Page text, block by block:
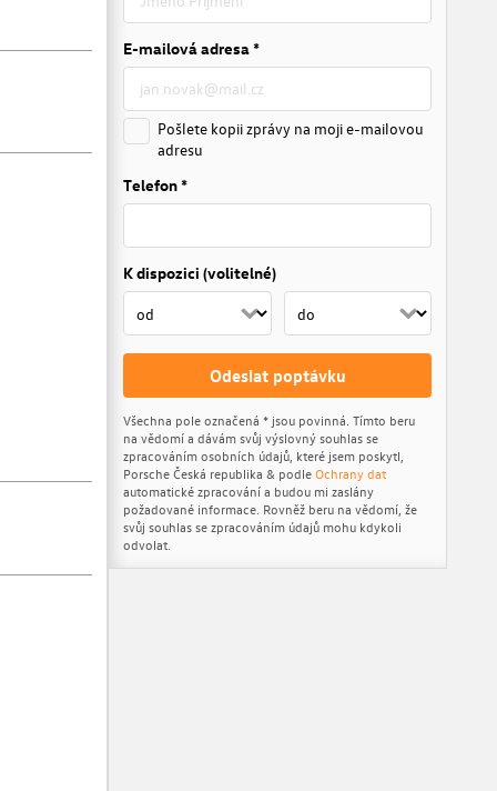
E-mailová adresa *
Pošlete kopii zprávy na moji e-mailovou
adresu
Telefon *
K dispozici (volitelné)
Odeslat poptávku
Všechna pole označená * jsou povinná. Tímto beru
na vědomí a dávám svůj výslovný souhlas se
zpracováním osobních údajů, které jsem poskytl,
Porsche Česká republika & podleOchrany dat
automatické zpracování a budou mi zaslány
požadované informace. Rovněž beru na vědomí, že
svůj souhlas se zpracováním údajů mohu kdykoli
odvolat.